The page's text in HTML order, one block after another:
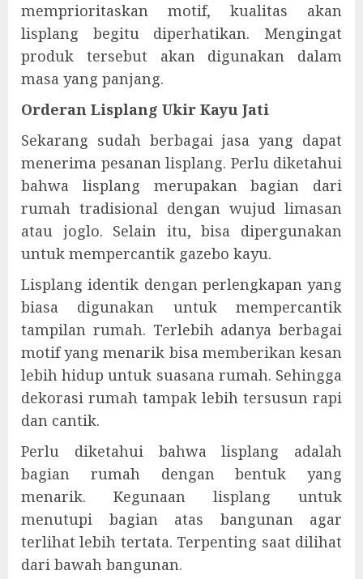
memprioritaskan motif, kualitas akan
lisplang begitu diperhatikan. Mengingat
produk tersebut akan digunakan dalam
masa yang panjang.
Orderan Lisplang Ukir Kayu Jati
Sekarang sudah berbagai jasa yang dapat
menerima pesanan lisplang. Perlu diketahui
bahwa lisplang merupakan bagian dari
rumah tradisional dengan wujud limasan
atau joglo. Selain itu, bisa dipergunakan
untuk mempercantik gazebo kayu.
Lisplang identik dengan perlengkapan yang
biasa digunakan untuk mempercantik
tampilan rumah. Terlebih adanya berbagai
motif yang menarik bisa memberikan kesan
lebih hidup untuk suasana rumah. Sehingga
dekorasi rumah tampak lebih tersusun rapi
dan cantik.
Perlu diketahui bahwa lisplang adalah
bagian rumah dengan bentuk yang
menarik. Kegunaan lisplang untuk
menutupi bagian atas bangunan agar
terlihat lebih tertata. Terpenting saat dilihat
dari bawah bangunan.